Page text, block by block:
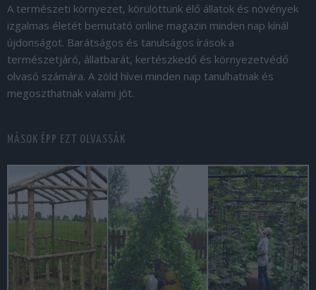
A természeti környezet, körülöttünk élő állatok és növények
izgalmas életét bemutató online magazin minden nap kínál
újdonságot. Barátságos és tanulságos írások a
természetjáró, állatbarát, kertészkedő és környezetvédő
olvasó számára. A zöld hívei minden nap tanulhatnak és
megoszthatnak valami jót.
MÁSOK ÉPP EZT OLVASSÁK